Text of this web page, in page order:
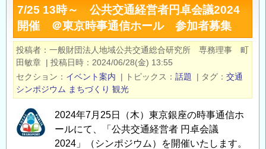
く
ず
7/25 13時～ 公共交通経営者円卓会議2024
開催 ＠東京時事通信ホール 参加者募集
投稿者
一般財団法人地域公共交通総合研究所 専務理事 町
田敏章 | 投稿日時
2024/06/28(金) 13:55
セクション
イベント案内 | トピックス 話題 | タグ
交通
シンポジウム まちづくり 観光
2024年7月25日（木）東京銀座の時事通信ホ
ールにて、「公共交通経営者 円卓会議
2024」（シンポジウム）を開催いたします。